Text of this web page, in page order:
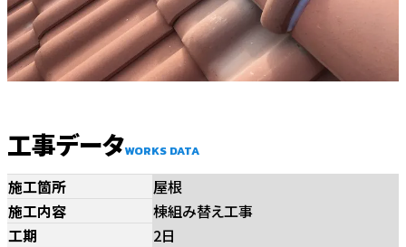
工事データWORKS DATA
施工箇所
屋根
施工内容
棟組み替え工事
工期
2日